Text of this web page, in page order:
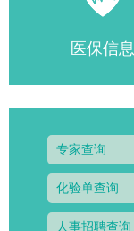
医保信息